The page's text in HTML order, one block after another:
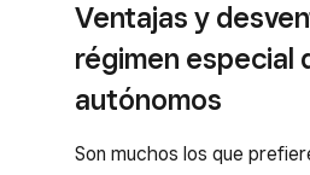
Ventajas y
régimen especial
autónomos
Son muchos los que